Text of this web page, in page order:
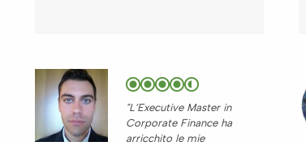
"L’Executive Master in
Corporate Finance ha
arricchito le mie